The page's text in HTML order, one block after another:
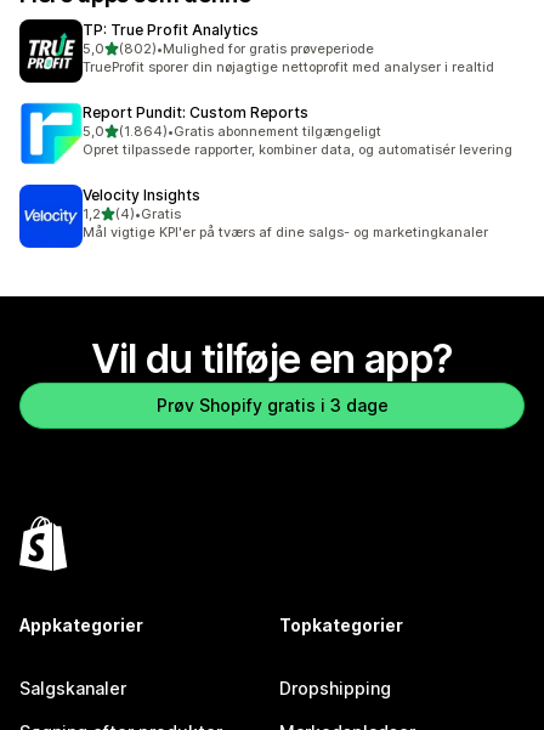
TP: True Profit Analytics
5,0ud af 5 stjerner
(802)
802 anmeldelser i alt
•Mulighed for gratis prøveperiode
TrueProfit sporer din nøjagtige nettoprofit med analyser i realtid
Report Pundit: Custom Reports
5,0ud af 5 stjerner
(1.864)
1864 anmeldelser i alt
•Gratis abonnement tilgængeligt
Opret tilpassede rapporter, kombiner data, og automatisér levering
Velocity Insights
1,2ud af 5 stjerner
(4)
4 anmeldelser i alt
•Gratis
Mål vigtige KPI'er på tværs af dine salgs- og marketingkanaler
Vil du tilføje en app?
Prøv Shopify gratis i 3 dage
Appkategorier
Salgskanaler
Topkategorier
Dropshipping